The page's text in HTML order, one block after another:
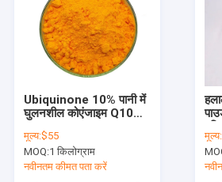
Ubiquinone 10% पानी में
घुलनशील कोएंजाइम Q10
मूल्य:$55
MOQ:1 किलोग्राम
नवीनतम कीमत पता करें
मूल्य: